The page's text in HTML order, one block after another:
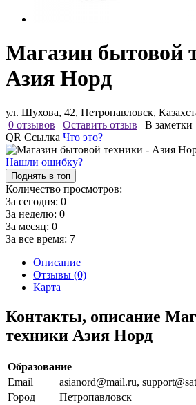
Магазин бытовой
Азия Норд
ул. Шухова, 42, Петропавловск,
0 отзывов | Оставить отзыв | В заметки
QR Ссылка Что это?
Нашли ошибку?
Поднять в топ
Количество просмотров:
За сегодня: 0
За неделю: 0
За месяц: 0
За все время: 7
Описание
Отзывы (0)
Карта
Контакты, описание
техники Азия Норд
Образование
Email
asianord@mail.ru,
Город
Петропавловск